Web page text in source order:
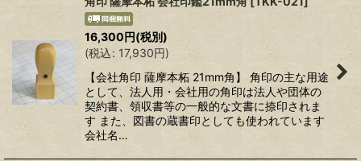
16,300円(税別)
(税込: 17,930円)
【会社角印 薩摩本柘 21mm角】 角印の主な用途
として、法人用・会社用の角印は法人や団体の
契約書、領収書等の一般的な文書に捺印されま
す また、図書の蔵書印としても使われています
会社名…